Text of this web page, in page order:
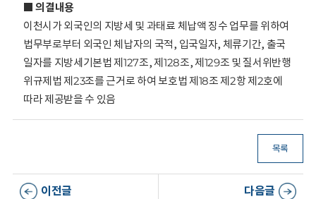
■ 의결내용
이천시가 외국인의 지방세 및 과태료 체납액 징수 업무를 위하여
법무부로부터 외국인 체납자의 국적, 입국일자, 체류기간, 출국
일자를 지방세기본법 제127조, 제128조, 제129조 및 질서위반행
위규제법 제23조를 근거로 하여 보호법 제18조 제2항 제2호에
따라 제공받을 수 있음
목록
이전글 다음글